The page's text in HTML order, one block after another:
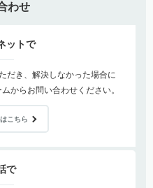
わせ
ットで
だき、解決しなかった場合に
からお問い合わせください。
こちら
で